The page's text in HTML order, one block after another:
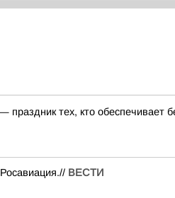
тех, кто обеспечивает
ВЕСТИ